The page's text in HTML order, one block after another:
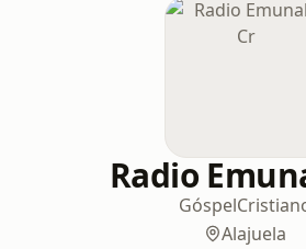
Radio
Góspel
Alajuela